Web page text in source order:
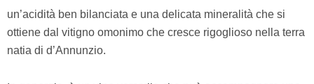
un’acidità ben bilanciata e una delicata mineralità che si
ottiene dal vitigno omonimo che cresce rigoglioso nella terra
natia di d’Annunzio.